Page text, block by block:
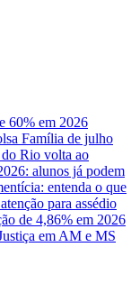
60% em 2026
Família de julho
Rio volta ao
alunos já podem
entenda o que
para assédio
de 4,86% em 2026
em AM e MS